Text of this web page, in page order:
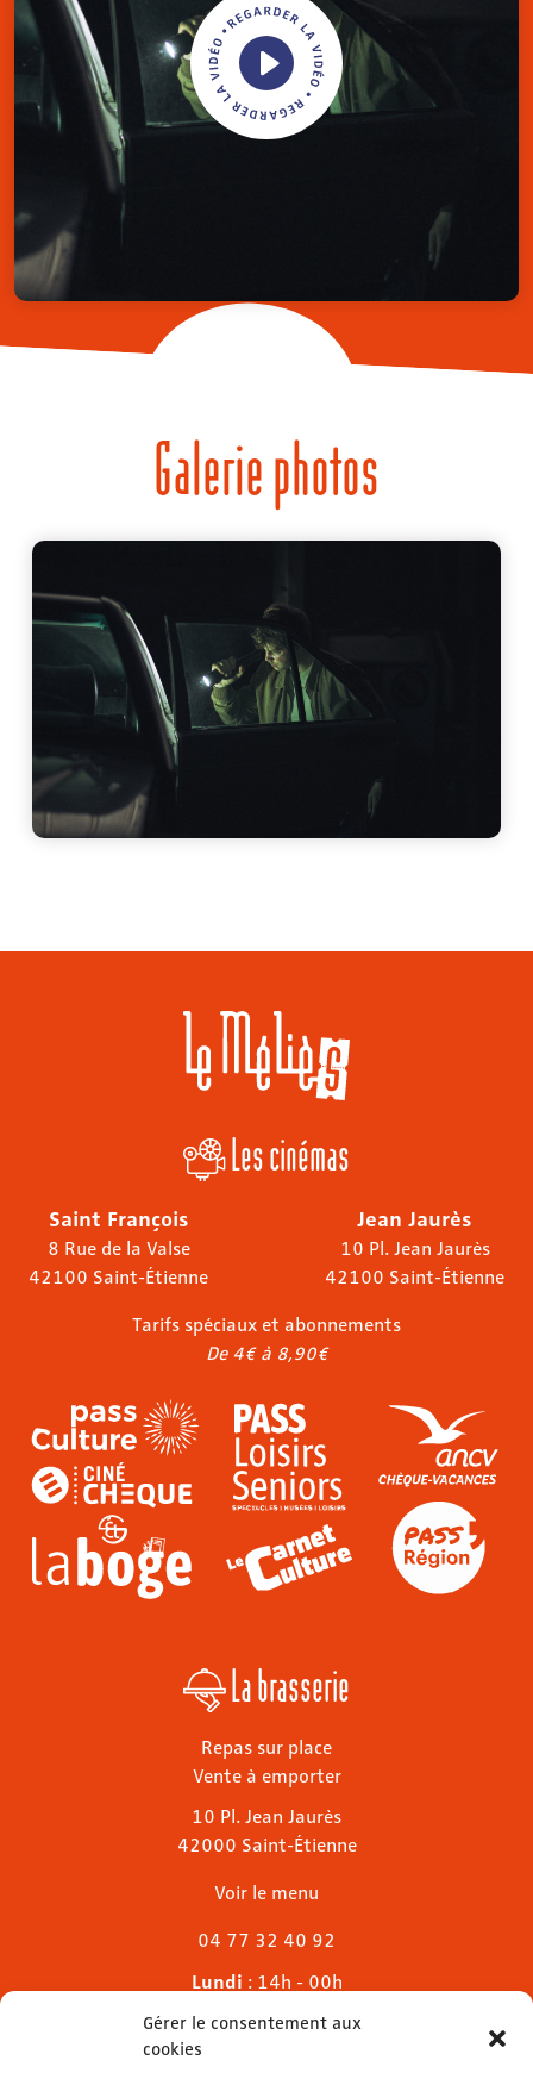
Gérer le consentement aux
cookies
Galerie photos
Les cinémas
Saint François
8 Rue de la Valse
42100 Saint-Étienne
Jean Jaurès
10 Pl. Jean Jaurès
42100 Saint-Étienne
Tarifs spéciaux et abonnements
De 4€ à 8,90€
La brasserie
Repas sur place
Vente à emporter
10 Pl. Jean Jaurès
42000 Saint-Étienne
Voir le menu
04 77 32 40 92
Lundi : 14h - 00h
Mardi & mercredi
Jeudi